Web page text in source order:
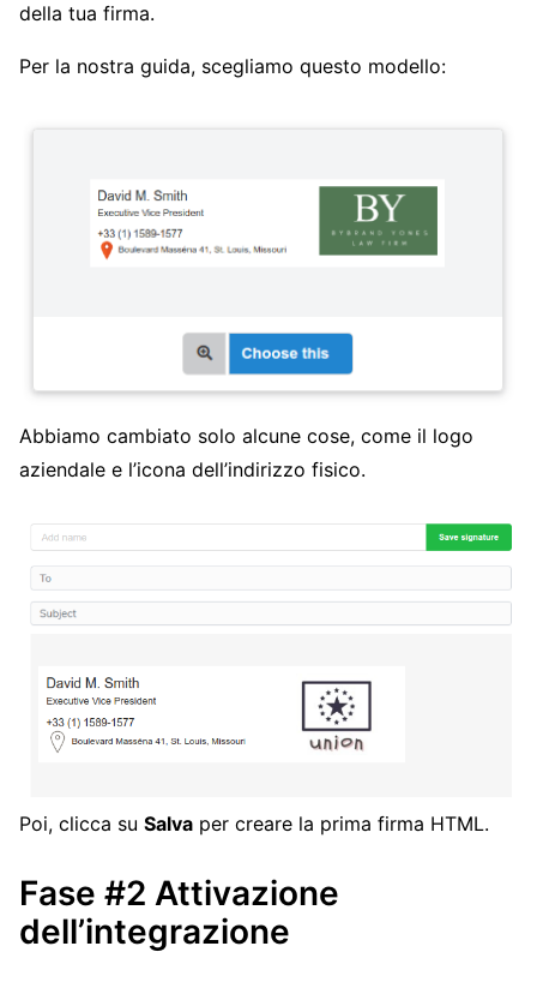
della tua firma.
Per la nostra guida, scegliamo questo modello:
Abbiamo cambiato solo alcune cose, come il logo
aziendale e l’icona dell’indirizzo fisico.
Poi, clicca su Salva per creare la prima firma HTML.
Fase #2 Attivazione
dell’integrazione